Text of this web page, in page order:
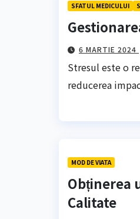
SFATUL MEDICULUI
6 MARTIE 2024
Stresul este o
reducerea
MOD DE VIATA
Obținerea
Calitate